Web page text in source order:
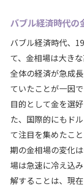
愛知県大府市
ンドを探る
革新的な
金市場に
新興市場
地域特有
国際的な
未来を見
地元経済と金
イミングを見
バブル経済時代の
バブル経済時代、
て、金相場は大き
全体の経済が急成
ていたことが一因
目的として金を選
た、国際的にもド
て注目を集めたこ
期の金相場の変化
場は急速に冷え込
解することは、現